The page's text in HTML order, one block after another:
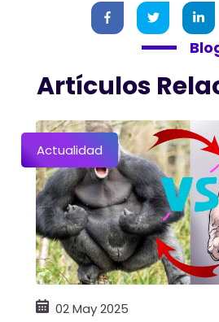
Artículos
Actualidad
02 May 2025